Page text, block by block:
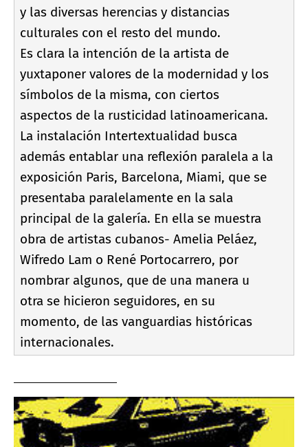
y las diversas herencias y distancias
culturales con el resto del mundo.
Es clara la intención de la artista de
yuxtaponer valores de la modernidad y los
sí­mbolos de la misma, con ciertos
aspectos de la rusticidad latinoamericana.
La instalación Intertextualidad busca
además entablar una reflexión paralela a la
exposición Paris, Barcelona, Miami, que se
presentaba paralelamente en la sala
principal de la galerí­a. En ella se muestra
obra de artistas cubanos- Amelia Peláez,
Wifredo Lam o René Portocarrero, por
nombrar algunos, que de una manera u
otra se hicieron seguidores, en su
momento, de las vanguardias históricas
internacionales.